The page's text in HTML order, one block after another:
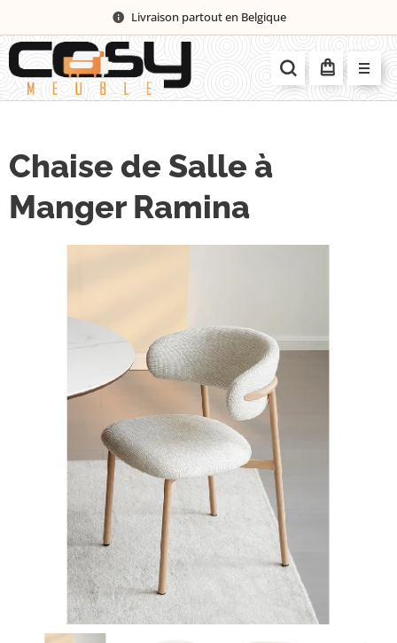
Livraison partout en Belgique
Chaise de Salle à
Manger Ramina